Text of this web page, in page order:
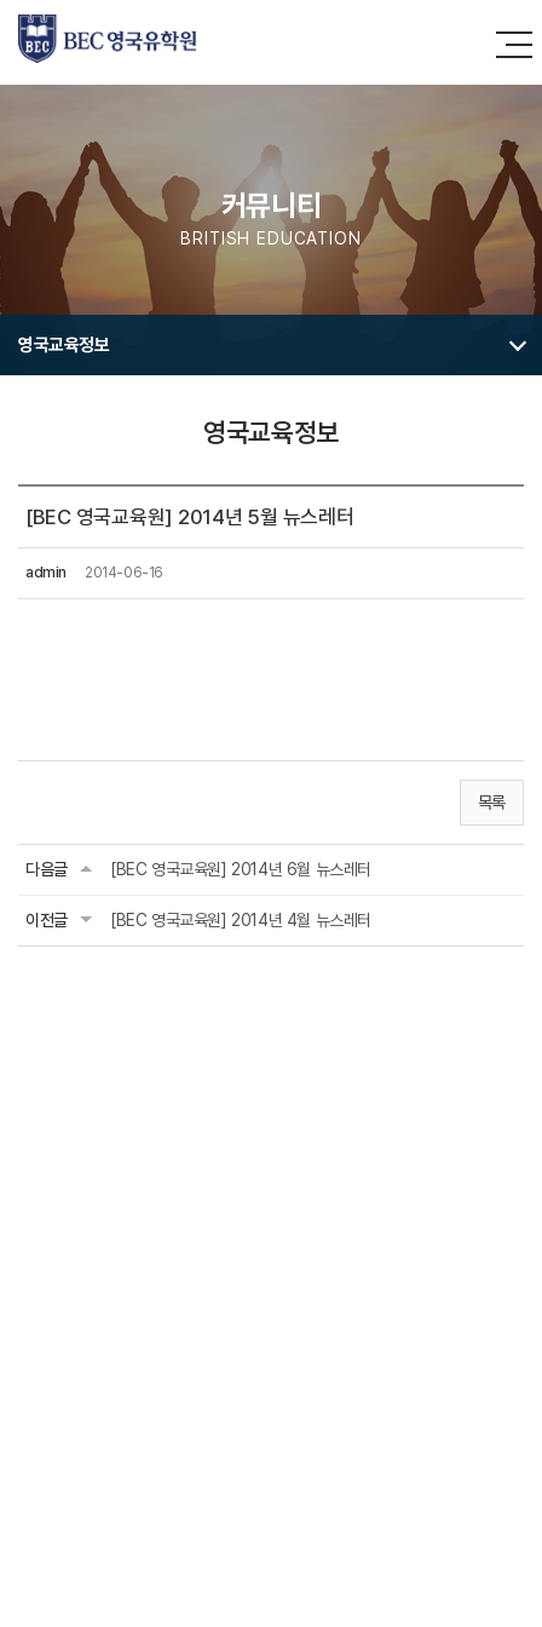
커뮤니티
BRITISH EDUCATION
영국교육정보
영국교육정보
[BEC 영국교육원] 2014년 5월 뉴스레터
admin 2014-06-16
목록
다음글 [BEC 영국교육원] 2014년 6월 뉴스레터
이전글 [BEC 영국교육원] 2014년 4월 뉴스레터